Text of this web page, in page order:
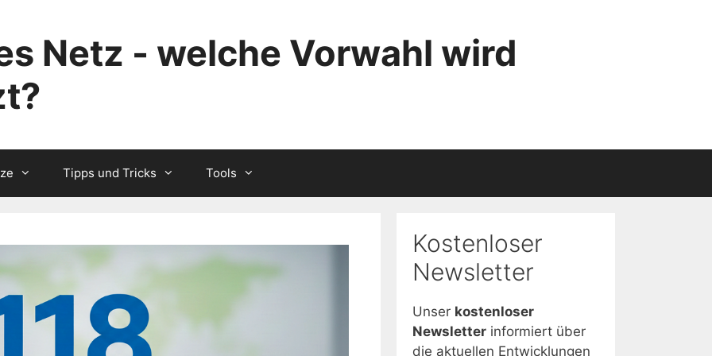
Netz - welche Vorwahl wird
Tipps und Tricks Tools
Kostenloser
Newsletter
Unser kostenloser
Newsletter informiert über
die aktuellen Entwicklungen